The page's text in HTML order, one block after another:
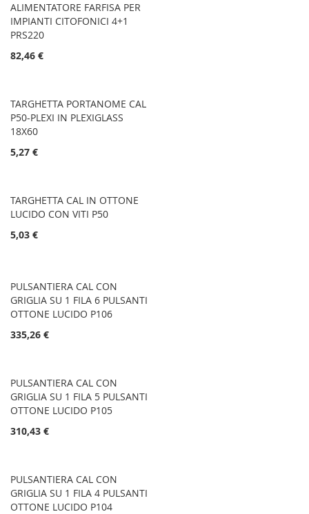
ALIMENTATORE FARFISA PER
IMPIANTI CITOFONICI 4+1
PRS220
82,46 €
TARGHETTA PORTANOME CAL
P50-PLEXI IN PLEXIGLASS
18X60
5,27 €
TARGHETTA CAL IN OTTONE
LUCIDO CON VITI P50
5,03 €
PULSANTIERA CAL CON
GRIGLIA SU 1 FILA 6 PULSANTI
OTTONE LUCIDO P106
335,26 €
PULSANTIERA CAL CON
GRIGLIA SU 1 FILA 5 PULSANTI
OTTONE LUCIDO P105
310,43 €
PULSANTIERA CAL CON
GRIGLIA SU 1 FILA 4 PULSANTI
OTTONE LUCIDO P104